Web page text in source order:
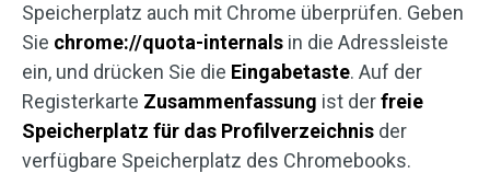
Speicherplatz auch mit Chrome überprüfen. Geben
Sie chrome://quota-internals in die Adressleiste
ein, und drücken Sie die Eingabetaste. Auf der
Registerkarte Zusammenfassung ist derfreie
Speicherplatz für das Profilverzeichnis der
verfügbare Speicherplatz des Chromebooks.